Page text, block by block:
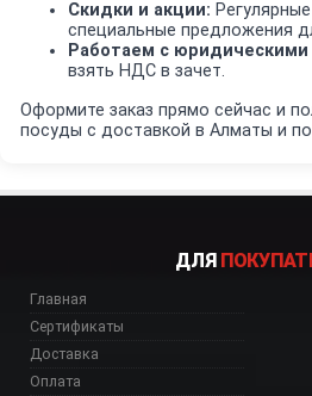
Скидки и акции:
специальные предложения
Работаем с
взять НДС в зачет.
Оформите заказ прямо сейчас и
посуды с доставкой в Алматы и по
ДЛЯ
Главная
Сертификаты
Доставка
Оплата